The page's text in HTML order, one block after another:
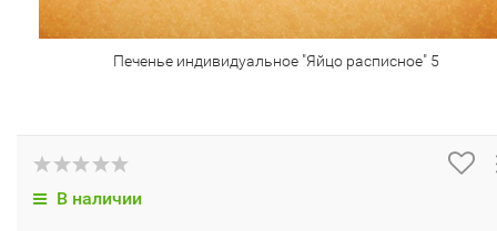
Печенье индивидуальное "Яйцо расписное" 5
В наличии